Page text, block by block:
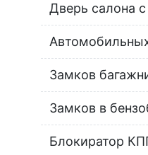
Дверь салона
Замков
Замков в
Блокиратор